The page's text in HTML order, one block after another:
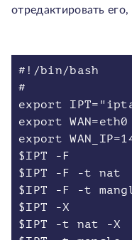
отредактировать
#!/bin/bash
#
export
export WAN=eth0
export
$IPT -F
$IPT -F -t nat
$IPT -F -t
$IPT -X
$IPT -t nat -X